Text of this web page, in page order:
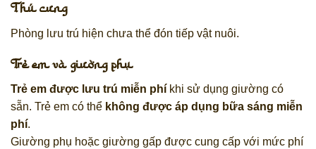
Thú cưng
Phòng lưu trú hiện chưa thể đón tiếp vật nuôi.
Trẻ em và giường phụ
Trẻ em được lưu trú miễn phí khi sử dụng giường có
sẵn. Trẻ em có thể không được áp dụng bữa sáng miễn
phí.
Giường phụ hoặc giường gấp được cung cấp với mức phí